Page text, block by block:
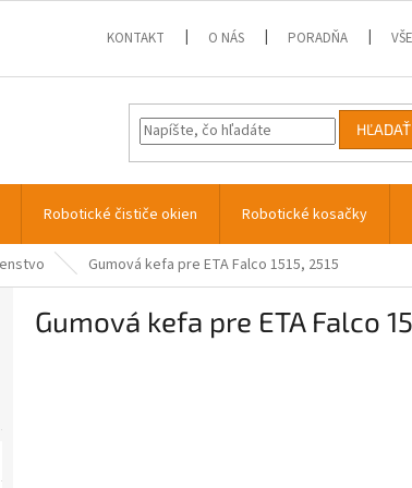
KONTAKT O NÁS PORADŇA
HĽADAŤ
Robotické čističe okien Robotické kosačky
Gumová kefa pre ETA Falco 1515, 2515
Gumová kefa pre ETA Falco